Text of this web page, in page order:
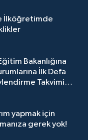
İlköğretimde
Bakanlığına
İlk Defa
Takvimi
gerek yok!